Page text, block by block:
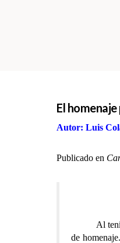
El
Autor: Luis
Publicado en
Al teniente
de